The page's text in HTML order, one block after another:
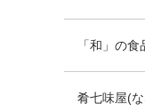
「和」の
肴七味屋(